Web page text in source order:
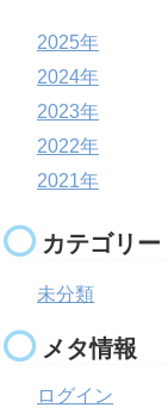
2025年
2024年
2023年
2022年
2021年
カテゴリー
未分類
メタ情報
ログイン